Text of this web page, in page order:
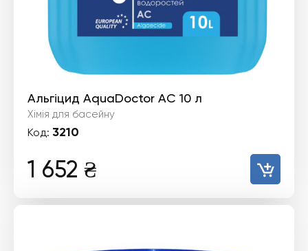
Альгіцид AquaDoctor AC 10 л
Хімія для басейну
Код: 3210
1 652 ₴